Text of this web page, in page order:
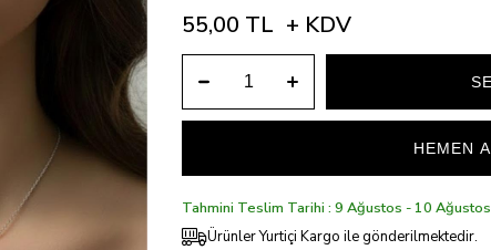
55,00 TL + KDV
Tahmini Teslim Tarihi : 9 Ağustos - 10 Ağustos
Ürünler Yurtiçi Kargo ile gönderilmektedir.